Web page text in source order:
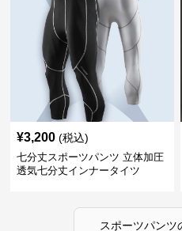
¥3,200 (税込)
七分丈スポーツパンツ 立体加圧
透気七分丈インナータイツ
スポーツパンツ